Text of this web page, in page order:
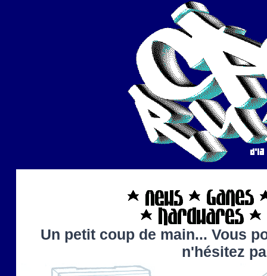
Un petit coup de main... Vous
n'hésitez